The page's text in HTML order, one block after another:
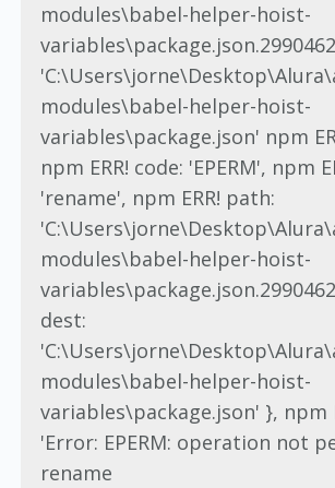
modules\babel-helper-hoist-
modules\babel-helper-hoist-
variables\package.json' npm
npm ERR! code: 'EPERM', npm
'rename', npm ERR! path:
modules\babel-helper-hoist-
dest:
modules\babel-helper-hoist-
variables\package.json' }, npm
'Error: EPERM: operation not
rename